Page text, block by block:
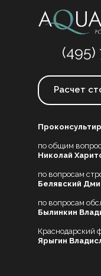
по общим
Николай
по вопросам
Белявский
по вопросам
Былинкин
Краснодарский
Ярыгин
Расчет
(495)